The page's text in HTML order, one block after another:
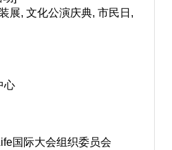
展, 文化公演庆典, 市民日,
心
国际大会组织委员会